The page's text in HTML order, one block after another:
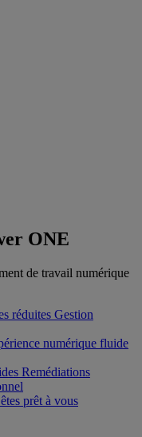
ONE
de travail numérique
réduites Gestion
numérique fluide
Remédiations
prêt à vous